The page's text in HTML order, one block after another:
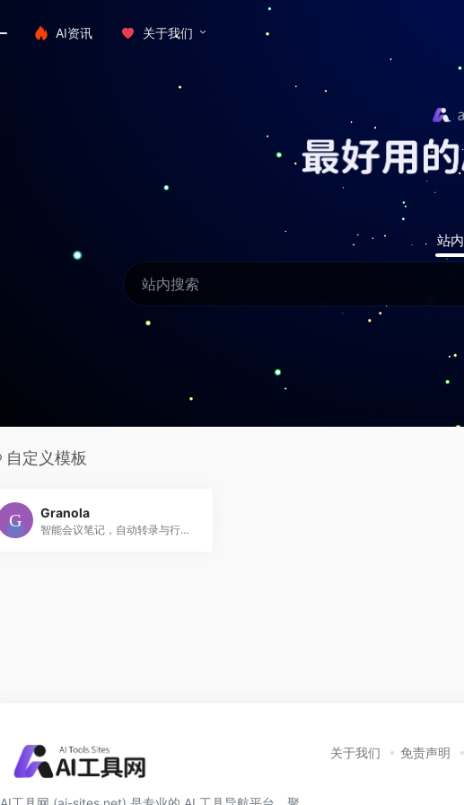
AI资讯 关于我们
站内
自定义模板
Granola
智能会议笔记，自动转录与行动跟踪
关于我们 免责声明